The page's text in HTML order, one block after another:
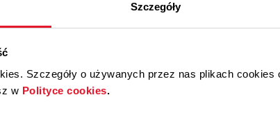
Szczegóły
Szczegóły o używanych przez nas plikach cookies
w Polityce cookies.